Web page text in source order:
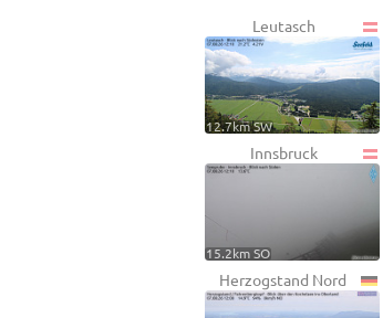
Leutasch
12.7km SW
Innsbruck
15.2km SO
Herzogstand Nord